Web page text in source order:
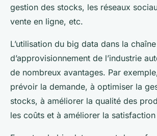
gestion des stocks, les réseaux
vente en ligne, etc.
L’utilisation du big data dans la chaîne
d’approvisionnement de l’industrie
de nombreux avantages. Par
prévoir la demande, à optimiser la
stocks, à améliorer la qualité des
les coûts et à améliorer la